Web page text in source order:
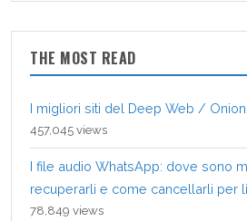
THE MOST READ
I migliori siti del Deep Web /
457,045 views
I file audio WhatsApp: dove sono
recuperarli e come cancellarli per
78,849 views